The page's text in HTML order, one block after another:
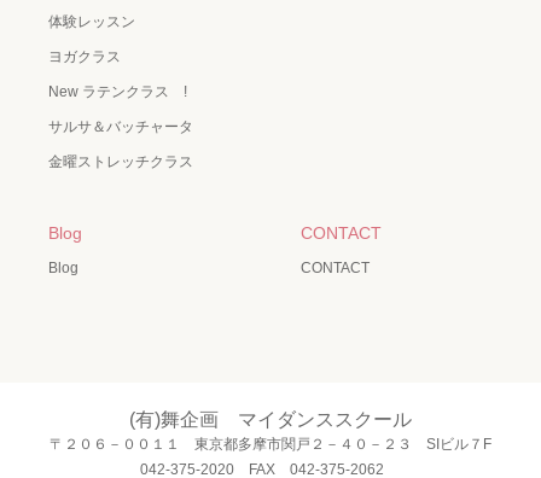
体験レッスン
ヨガクラス
New ラテンクラス !
サルサ＆バッチャータ
金曜ストレッチクラス
Blog
Blog
CONTACT
CONTACT
(有)舞企画 マイダンススクール
〒２０６－００１１ 東京都多摩市関戸２－４０－２３ SIビル７F
042-375-2020 FAX 042-375-2062